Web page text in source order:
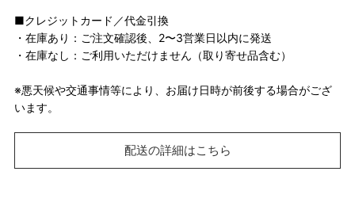
■クレジットカード／代金引換
・在庫あり：ご注文確認後、2〜3営業日以内に発送
・在庫なし：ご利用いただけません（取り寄せ品含む）
※悪天候や交通事情等により、お届け日時が前後する場合がござ
います。
配送の詳細はこちら